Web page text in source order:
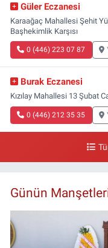
Güler Eczanesi
Karaağaç Mahallesi Şehit
Başhekimlik Karşısı
0 (446) 223 07 87
Burak Eczanesi
Kızılay Mahallesi 13 Şubat
0 (446) 212 35 35
Günün